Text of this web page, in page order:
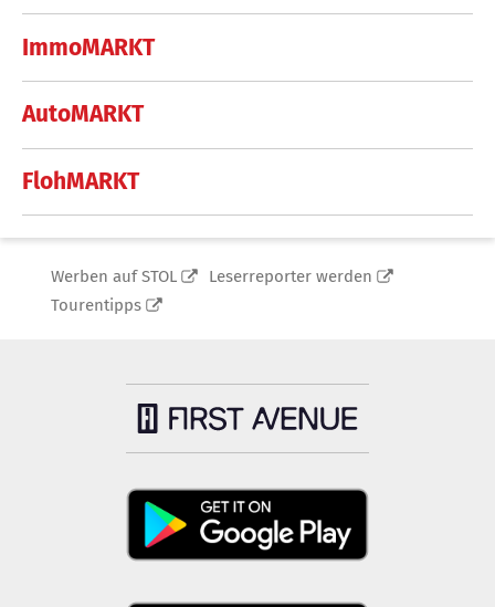
ImmoMARKT
AutoMARKT
FlohMARKT
Werben auf STOL
Leserreporter werden
Tourentipps